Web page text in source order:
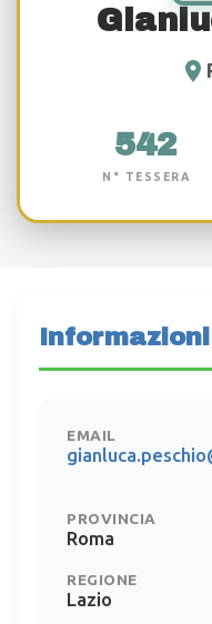
542
N° TESSERA
Informazioni
EMAIL
PROVINCIA
Roma
REGIONE
Lazio